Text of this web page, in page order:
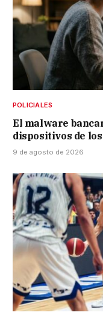
POLICIALES
El malware
dispositivos de
9 de agosto de 2026